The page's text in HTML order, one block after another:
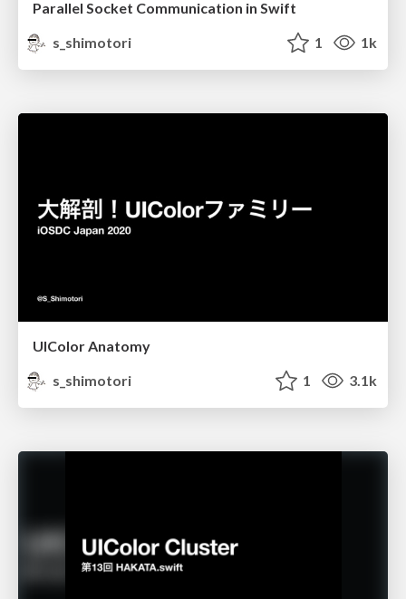
Parallel Socket Communication in Swift
s_shimotori
1 1k
UIColor Anatomy
s_shimotori
1 3.1k